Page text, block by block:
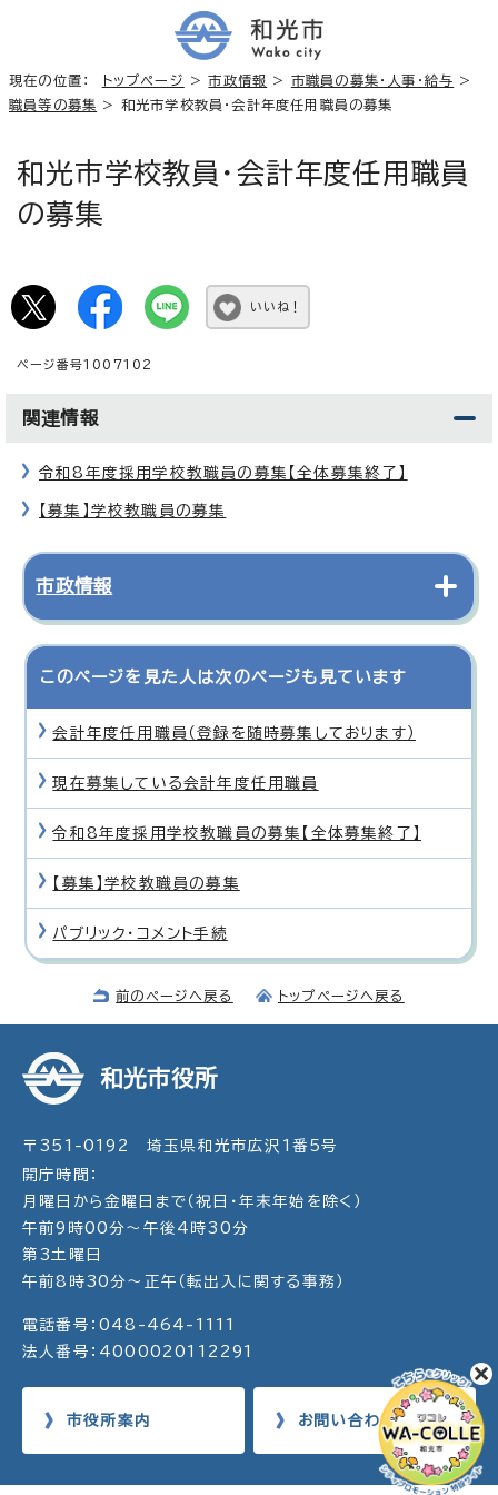
現在の位置： トップページ >市政情報 > 市職員の募集・人事・給与 >
職員等の募集 > 和光市学校教員・会計年度任用職員の募集
和光市学校教員・会計年度任用職員
の募集
いいね！
ページ番号1007102
関連情報
令和8年度採用学校教職員の募集【全体募集終了】
【募集】学校教職員の募集
市政情報
このページを見た人は次のページも見ています
会計年度任用職員（登録を随時募集しております）
現在募集している会計年度任用職員
令和8年度採用学校教職員の募集【全体募集終了】
【募集】学校教職員の募集
パブリック・コメント手続
前のページへ戻る トップページへ戻る
和光市役所
〒351-0192 埼玉県和光市広沢1番5号
開庁時間：
月曜日から金曜日まで（祝日・年末年始を除く）
午前9時00分～午後4時30分
第3土曜日
午前8時30分～正午（転出入に関する事務）
電話番号：048-464-1111
法人番号：4000020112291
市役所案内 お問い合わせ